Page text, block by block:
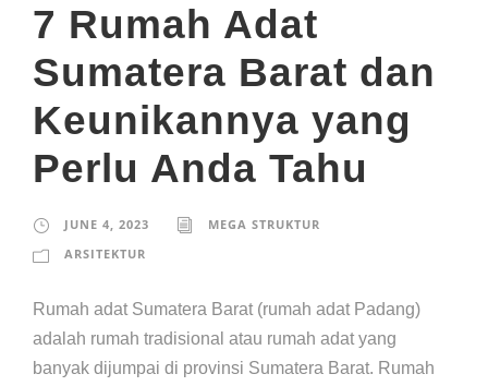
7 Rumah Adat
Sumatera Barat dan
Keunikannya yang
Perlu Anda Tahu
JUNE 4, 2023
MEGA STRUKTUR
ARSITEKTUR
Rumah adat Sumatera Barat (rumah adat Padang)
adalah rumah tradisional atau rumah adat yang
banyak dijumpai di provinsi Sumatera Barat. Rumah